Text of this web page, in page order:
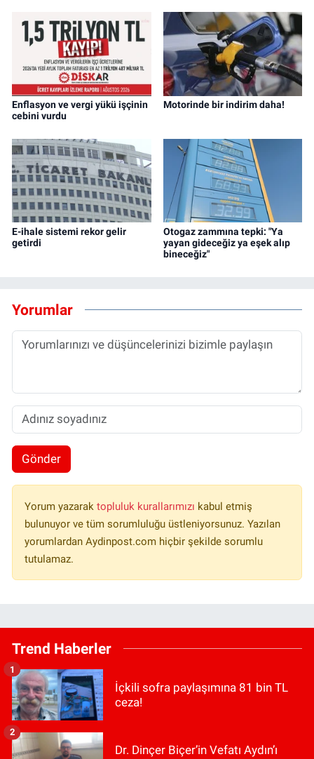
Enflasyon ve vergi yükü işçinin
cebini vurdu
Motorinde bir indirim daha!
E-ihale sistemi rekor gelir
getirdi
Otogaz zammına tepki: "Ya
yayan gideceğiz ya eşek alıp
bineceğiz"
Yorumlar
Gönder
Yorum yazarak topluluk kurallarımızı kabul etmiş
bulunuyor ve tüm sorumluluğu üstleniyorsunuz. Yazılan
yorumlardan Aydinpost.com hiçbir şekilde sorumlu
tutulamaz.
Trend Haberler
İçkili sofra paylaşımına 81 bin TL
ceza!
1
Dr. Dinçer Biçer’in Vefatı Aydın’ı
2